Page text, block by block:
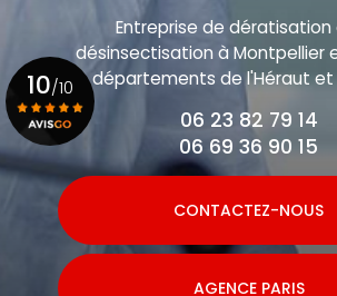
Entreprise de
désinsectisationà Montpellier
départements de l'Héraut et
06 23 82 79 14
06 69 36 90 15
CONTACTEZ-NOUS
AGENCE PARIS
10/10
Voir le certificat